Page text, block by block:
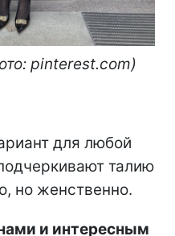
pinterest.com)
для любой
талию
но женственно.
и интересным